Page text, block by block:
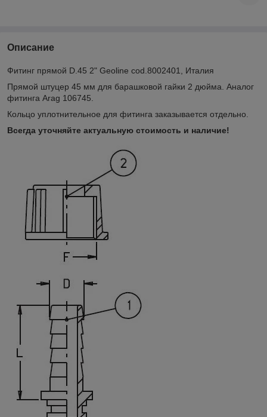
Описание
Фитинг прямой D.45 2" Geoline cod.8002401, Италия
Прямой штуцер 45 мм для барашковой гайки 2 дюйма. Аналог
фитинга Arag 106745.
Кольцо уплотнительное для фитинга заказывается отдельно.
Всегда уточняйте актуальную стоимость и наличие!